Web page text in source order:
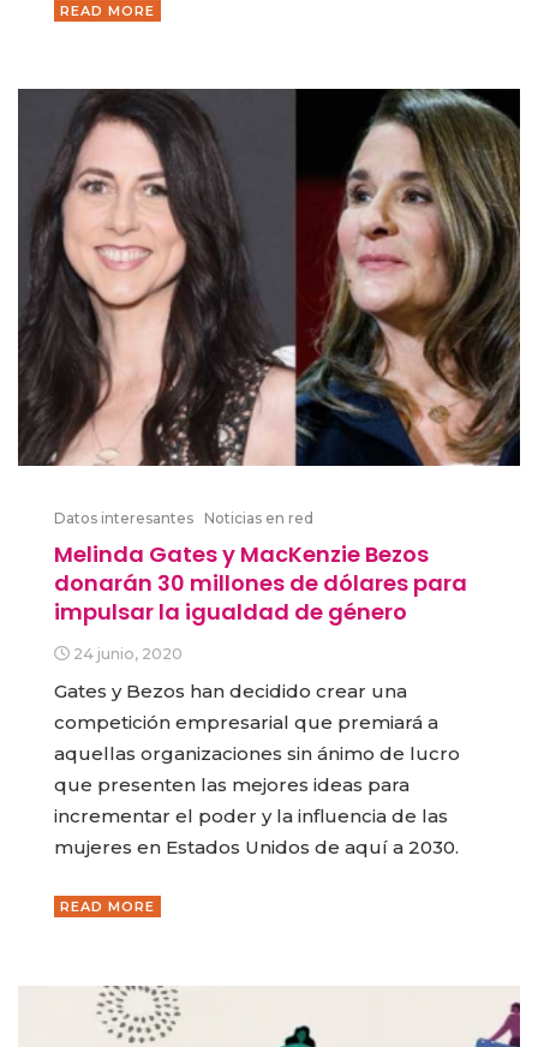
READ MORE
Datos interesantes Noticias en red
Melinda Gates y MacKenzie Bezos
donarán 30 millones de dólares para
impulsar la igualdad de género
24 junio, 2020
Gates y Bezos han decidido crear una
competición empresarial que premiará a
aquellas organizaciones sin ánimo de lucro
que presenten las mejores ideas para
incrementar el poder y la influencia de las
mujeres en Estados Unidos de aquí a 2030.
READ MORE